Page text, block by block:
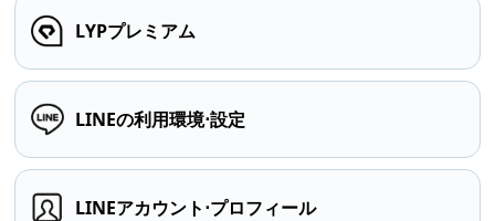
LYPプレミアム
LINEの利用環境⋅設定
LINEアカウント⋅プロフィール